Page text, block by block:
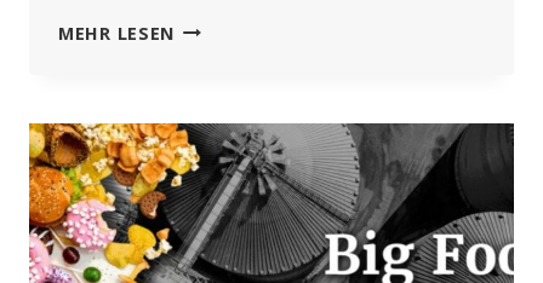
MEHR LESEN HISTORISCHE